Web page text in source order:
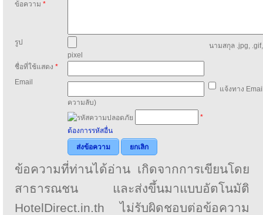
ข้อความ *
รูป
นามสกุล .jpg,
pixel
ชื่อที่ใช้แสดง *
Email
แจ้งทาง
ความลับ)
*
ต้องการรหัสอื่น
ส่งข้อความ
ยกเลิก
ข้อความที่ท่านได้อ่าน เกิดจากการเขียนโดย
สาธารณชน และส่งขึ้นมาแบบอัตโนมัติ
HotelDirect.in.th ไม่รับผิดชอบต่อข้อความ